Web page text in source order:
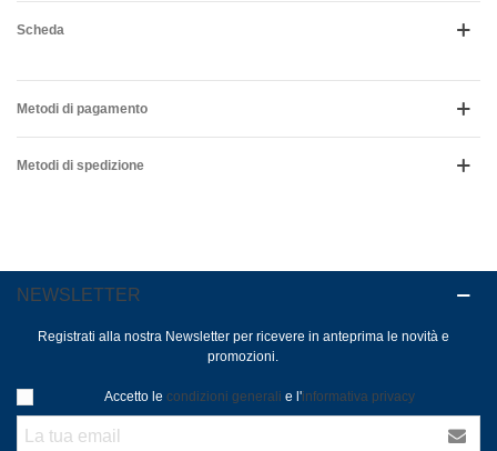
Scheda
Metodi di pagamento
Metodi di spedizione
NEWSLETTER
Registrati alla nostra Newsletter per ricevere in anteprima le novità e
promozioni.
Accetto le condizioni generali e l'informativa privacy